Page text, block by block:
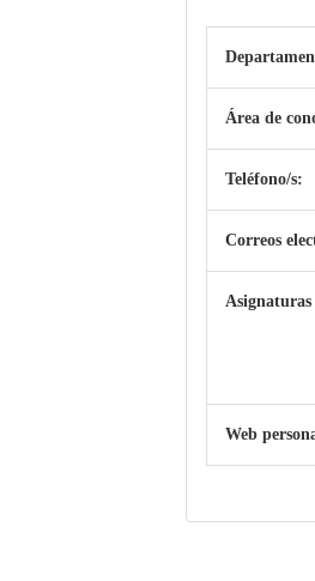
Área de
Teléfono/s:
Correos
Web